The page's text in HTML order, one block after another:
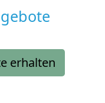
erhalten